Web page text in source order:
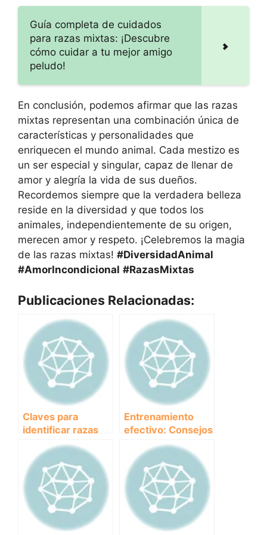
Guía completa de cuidados
para razas mixtas: ¡Descubre
cómo cuidar a tu mejor amigo
peludo!
En conclusión, podemos afirmar que las razas
mixtas representan una combinación única de
características y personalidades que
enriquecen el mundo animal. Cada mestizo es
un ser especial y singular, capaz de llenar de
amor y alegría la vida de sus dueños.
Recordemos siempre que la verdadera belleza
reside en la diversidad y que todos los
animales, independientemente de su origen,
merecen amor y respeto. ¡Celebremos la magia
de las razas mixtas! #DiversidadAnimal
#AmorIncondicional #RazasMixtas
Publicaciones Relacionadas:
Claves para
identificar razas
mixtas: Ejemplos y
características a
tener en cuenta
Entrenamiento
efectivo: Consejos
para adiestrar
perros de razas
mixtas